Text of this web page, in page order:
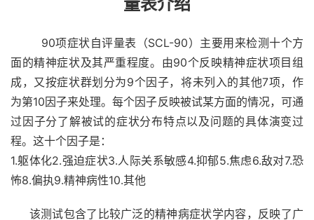
90项症状自评量表（SCL-90）主要用来检测十个方
面的精神症状及其严重程度。由90个反映精神症状项目组
成，又按症状群划分为9个因子，将未列入的其他7项，作
为第10因子来处理。每个因子反映被试某方面的情况，可通
过因子分了解被试的症状分布特点以及问题的具体演变过
程。这十个因子是：
1.躯体化2.强迫症状3.人际关系敏感4.抑郁5.焦虑6.敌对7.恐
怖8.偏执9.精神病性10.其他
该测试包含了比较广泛的精神病症状学内容，反映了广